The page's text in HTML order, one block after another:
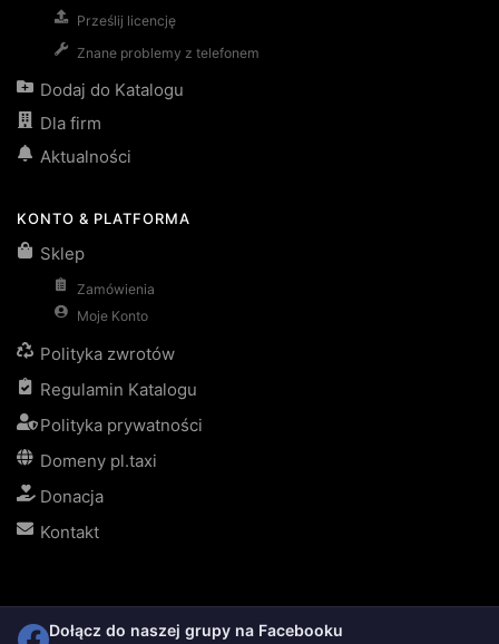
Prześlij licencję
Znane problemy z telefonem
Dodaj do Katalogu
Dla firm
Aktualności
KONTO & PLATFORMA
Sklep
Zamówienia
Moje Konto
Polityka zwrotów
Regulamin Katalogu
Polityka prywatności
Domeny pl.taxi
Donacja
Kontakt
Dołącz do naszej grupy na Facebooku